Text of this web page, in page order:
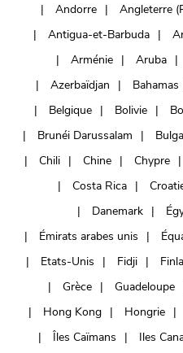
Andorre
Angleterre
Antigua-et-Barbuda
Arménie
Aruba
Azerbaïdjan
Bahamas
Belgique
Bolivie
Brunéi Darussalam
Chili
Chine Chypre
Costa Rica
Danemark
Émirats arabes unis
Etats-Unis
Fidji
Grèce
Guadeloupe
Hong Kong
Hongrie
Îles Caïmans
Iles